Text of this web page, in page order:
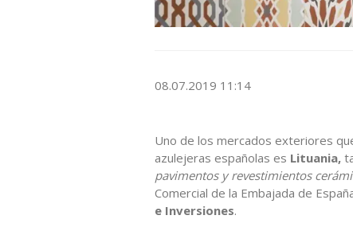
08.07.2019 11:14
Uno de los mercados exteriores
azulejeras españolas es Lituania,
pavimentos y revestimientos
Comercial de la Embajada de
e Inversiones.